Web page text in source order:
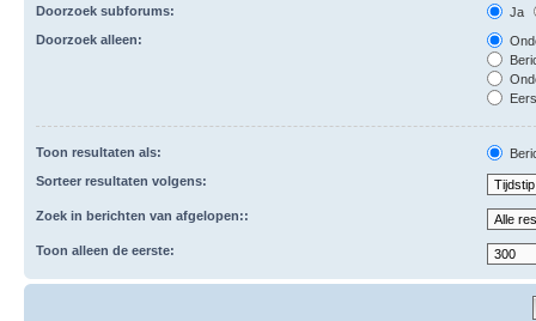
Doorzoek subforums:
Ja
Doorzoek alleen:
Toon resultaten als:
Sorteer resultaten volgens:
Zoek in berichten van afgelopen::
Toon alleen de eerste: